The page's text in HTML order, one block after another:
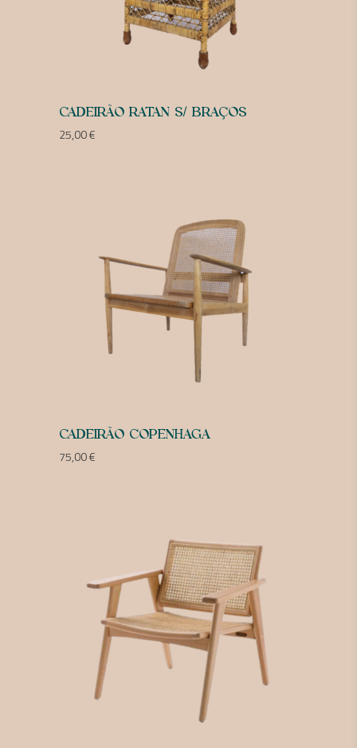
CADEIRÃO RATAN S/ BRAÇOS
25,00€
CADEIRÃO COPENHAGA
75,00€